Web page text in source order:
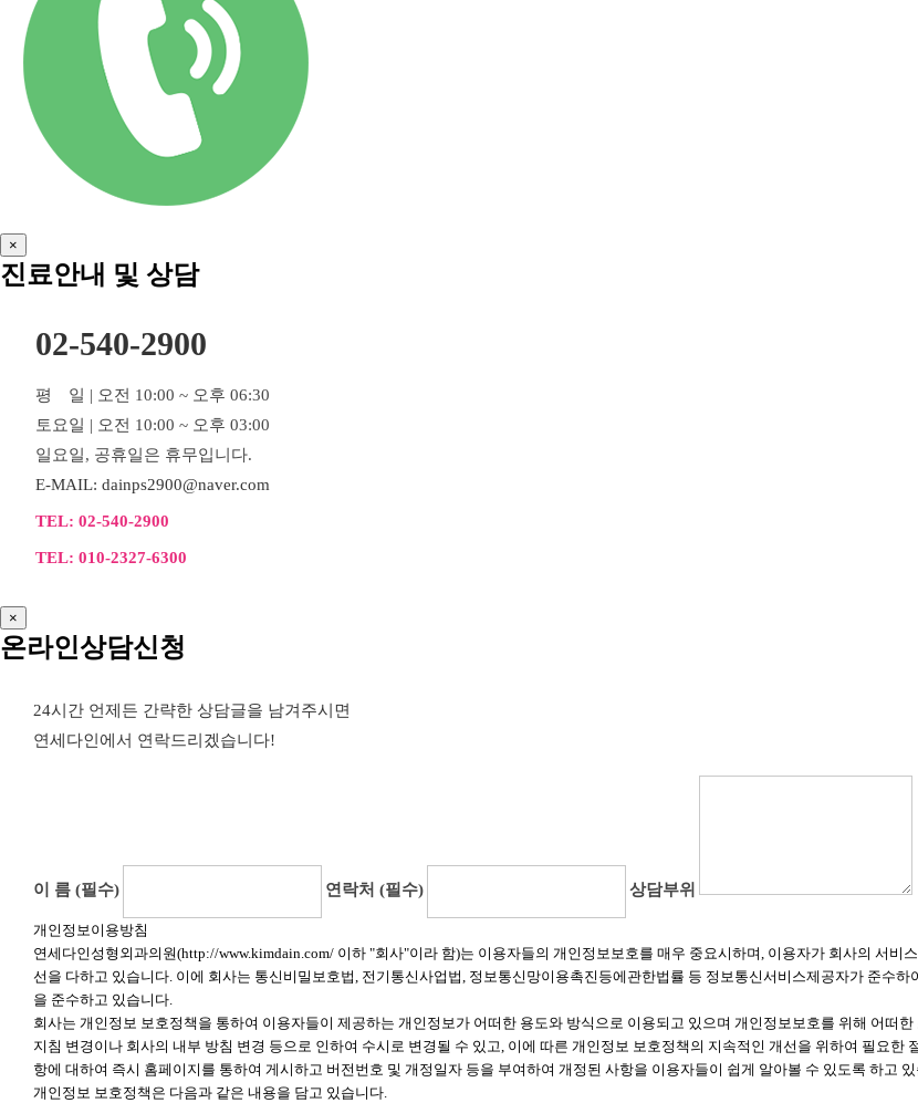
×
진료안내 및 상담
02-540-2900
평 일 | 오전 10:00 ~ 오후 06:30
토요일 | 오전 10:00 ~ 오후 03:00
일요일, 공휴일은 휴무입니다.
E-MAIL: dainps2900@naver.com
TEL: 02-540-2900
TEL: 010-2327-6300
×
온라인상담신청
24시간 언제든 간략한 상담글을 남겨주시면
연세다인에서 연락드리겠습니다!
이 름 (필수) 연락처 (필수) 상담부위
개인정보이용방침
연세다인성형외과의원(http://www.kimdain.com/ 이하 "회사"이라 함)는 이용자들의 개인정보보호를 매우 중요시하며, 이용자가 회사의 서비
선을 다하고 있습니다. 이에 회사는 통신비밀보호법, 전기통신사업법, 정보통신망이용촉진등에관한법률 등 정보통신서비스제공자가 준수
을 준수하고 있습니다.
회사는 개인정보 보호정책을 통하여 이용자들이 제공하는 개인정보가 어떠한 용도와 방식으로 이용되고 있으며 개인정보보호를 위해 어떠
지침 변경이나 회사의 내부 방침 변경 등으로 인하여 수시로 변경될 수 있고, 이에 따른 개인정보 보호정책의 지속적인 개선을 위하여 필요
항에 대하여 즉시 홈페이지를 통하여 게시하고 버전번호 및 개정일자 등을 부여하여 개정된 사항을 이용자들이 쉽게 알아볼 수 있도록 하고
개인정보 보호정책은 다음과 같은 내용을 담고 있습니다.